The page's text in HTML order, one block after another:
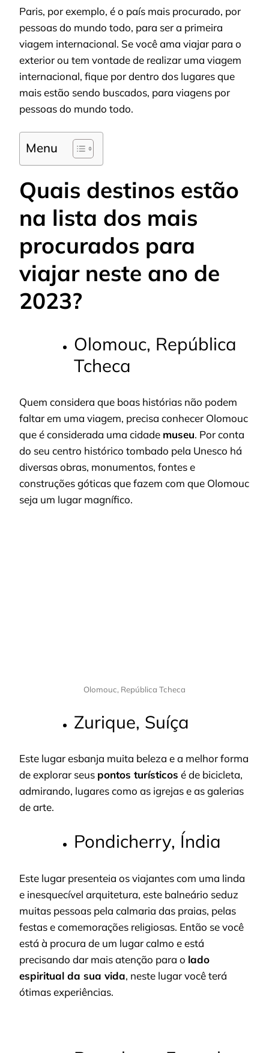
Paris, por exemplo, é o país mais procurado, por
pessoas do mundo todo, para ser a primeira
viagem internacional. Se você ama viajar para o
exterior ou tem vontade de realizar uma viagem
internacional, fique por dentro dos lugares que
mais estão sendo buscados, para viagens por
pessoas do mundo todo.
Menu
Quais destinos estão
na lista dos mais
procurados para
viajar neste ano de
2023?
Olomouc, República
Tcheca
Quem considera que boas histórias não podem
faltar em uma viagem, precisa conhecer Olomouc
que é considerada uma cidade museu. Por conta
do seu centro histórico tombado pela Unesco há
diversas obras, monumentos, fontes e
construções góticas que fazem com que Olomouc
seja um lugar magnífico.
Olomouc, República Tcheca
Zurique, Suíça
Este lugar esbanja muita beleza e a melhor forma
de explorar seus pontos turísticos é de bicicleta,
admirando, lugares como as igrejas e as galerias
de arte.
Pondicherry, Índia
Este lugar presenteia os viajantes com uma linda
e inesquecível arquitetura, este balneário seduz
muitas pessoas pela calmaria das praias, pelas
festas e comemorações religiosas. Então se você
está à procura de um lugar calmo e está
precisando dar mais atenção para o lado
espiritual da sua vida, neste lugar você terá
ótimas experiências.